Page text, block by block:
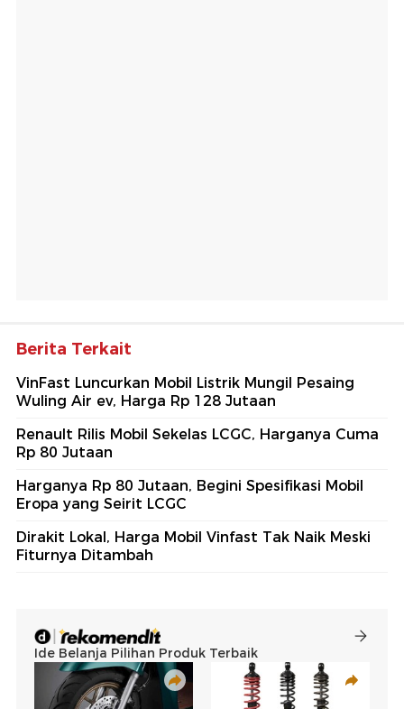
Berita Terkait
VinFast Luncurkan Mobil Listrik Mungil Pesaing
Wuling Air ev, Harga Rp 128 Jutaan
Renault Rilis Mobil Sekelas LCGC, Harganya Cuma
Rp 80 Jutaan
Harganya Rp 80 Jutaan, Begini Spesifikasi Mobil
Eropa yang Seirit LCGC
Dirakit Lokal, Harga Mobil Vinfast Tak Naik Meski
Fiturnya Ditambah